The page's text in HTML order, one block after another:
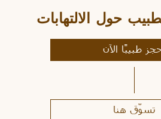
حول الالتهابات
طبيبًا الآن
تسوّق هنا